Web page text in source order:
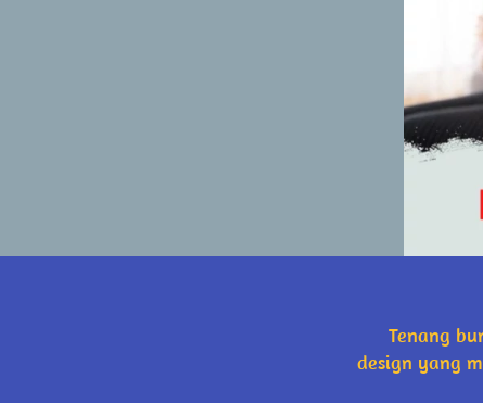
Tenang
design yang